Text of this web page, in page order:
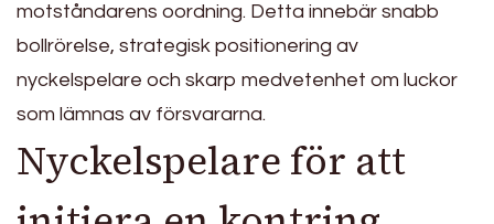
motståndarens oordning. Detta innebär snabb
bollrörelse, strategisk positionering av
nyckelspelare och skarp medvetenhet om luckor
som lämnas av försvararna.
Nyckelspelare för att